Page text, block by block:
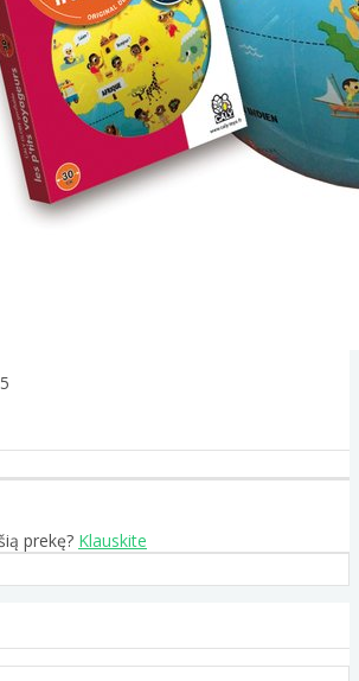
prekę? Klauskite